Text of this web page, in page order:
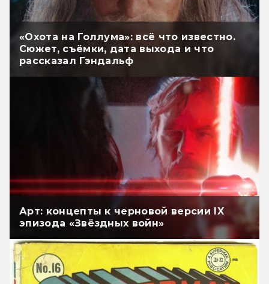
«Охота на Голлума»: всё что известно.
Сюжет, съёмки, дата выхода и что
рассказал Гэндальф
Арт: концепты к черновой версии IX
эпизода «Звёздных войн»